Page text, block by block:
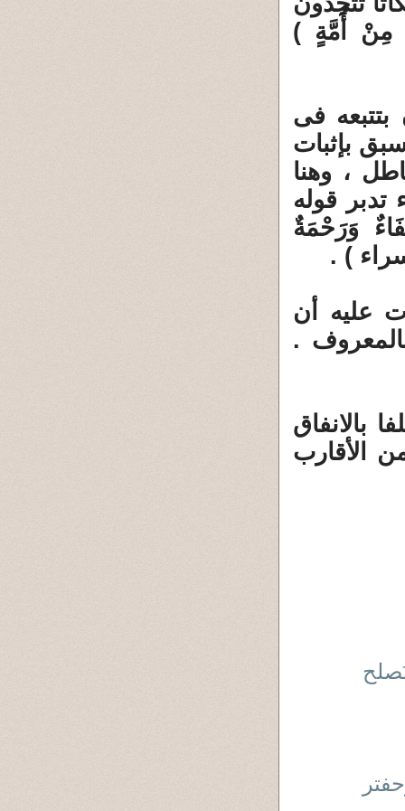
مِنْ أُمَّةٍ )
فى
بإثبات
، وهنا
تدبر قوله
وَرَحْمَةٌ
عليه أن
.
بالانفاق
الأقارب